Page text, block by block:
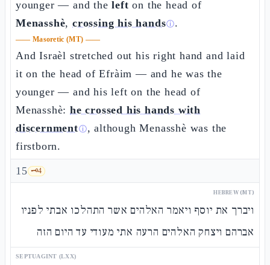
younger — and theleft on the head of
Menasshè,crossing his handsⓘ.
—— Masoretic (MT) ——
And Israèl stretched out his right hand and laid
it on the head of Efràim — and he was the
younger — and his left on the head of
Menasshè:he crossed his hands with
discernmentⓘ, although Menasshè was the
firstborn.
15 🗝️4
HEBREW (MT)
ויברך את יוסף ויאמר האלהים אשר התהלכו אבתי לפניו
אברהם ויצחק האלהים הרעה אתי מעודי עד היום הזה
SEPTUAGINT (LXX)